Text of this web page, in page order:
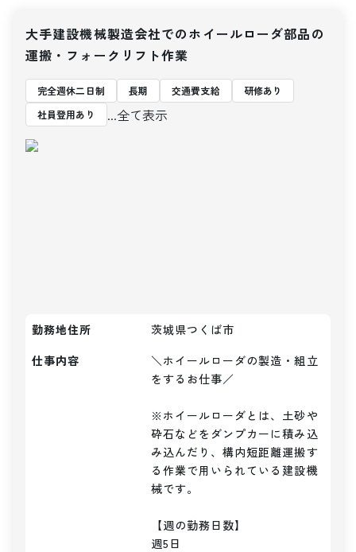
大手建設機械製造会社でのホイールローダ部品の
運搬・フォークリフト作業
完全週休二日制 長期 交通費支給
研修あり
社員登用あり
...全て表示
勤務地住所
茨城県つくば市
仕事内容
＼ホイールローダの製造・組立
をするお仕事／
※ホイールローダとは、土砂や
砕石などをダンプカーに積み込
み込んだり、構内短距離運搬す
る作業で用いられている建設機
械です。
【週の勤務日数】
週5日